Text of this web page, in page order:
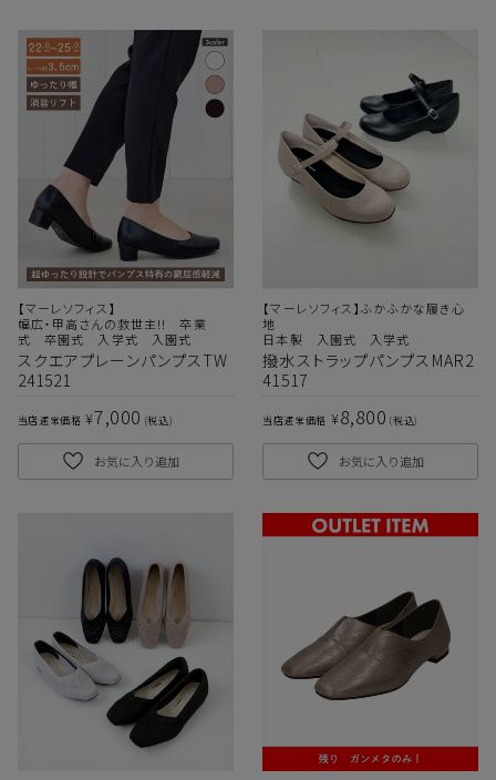
【マーレソフィス】
幅広・甲高さんの救世主!! 卒業
式 卒園式 入学式 入園式
スクエアプレーンパンプスTW
241521
当店通常価格 ¥7,000 税込
お気に入り追加
【マーレソフィス】ふかふかな履き心
地
日本製 入園式 入学式
撥水ストラップパンプスMAR2
41517
当店通常価格 ¥8,800 税込
お気に入り追加